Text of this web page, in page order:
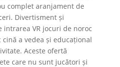
complet aranjament de
Divertisment și
VR jocuri de noroc
a vedea și educațional
Aceste ofertă
care nu sunt jucători și